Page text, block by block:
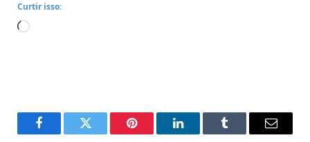
Curtir isso:
Carregando...
FacebookTwitter Pinterest LinkedInTumblr Email